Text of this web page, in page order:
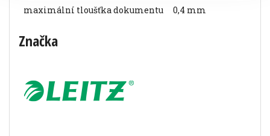
maximální tloušťka dokumentu
0,4 mm
Značka